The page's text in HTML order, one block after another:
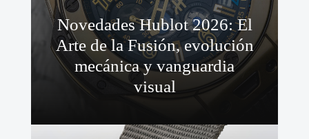
Novedades Hublot 2026: El
Arte de la Fusión, evolución
mecánica y vanguardia
visual